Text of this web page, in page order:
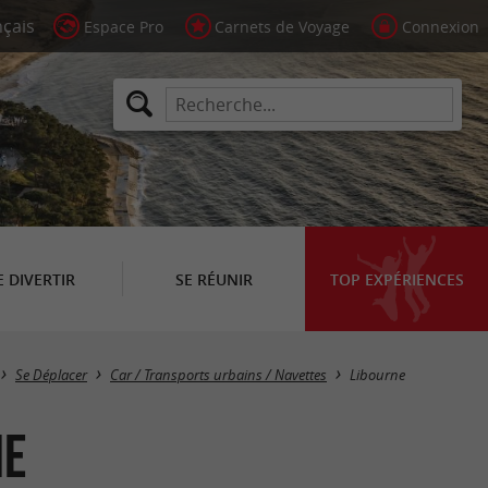
Espace Pro Carnets de Voyage Connexion
DIVERTIR SE RÉUNIR TOP EXPÉRIENCES
Masquer la carte
Se Déplacer Car / Transports urbains / Navettes Libourne